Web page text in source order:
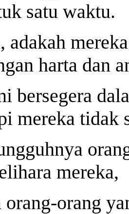
satu waktu.
adakah
harta dan
bersegera
mereka tidak
mereka,
orang